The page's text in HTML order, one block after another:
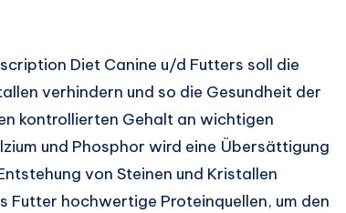
Diet Canine u/d Futters soll die
verhindern und so die Gesundheit der
kontrollierten Gehalt an wichtigen
und Phosphor wird eine Übersättigung
von Steinen und Kristallen
hochwertige Proteinquellen, um den